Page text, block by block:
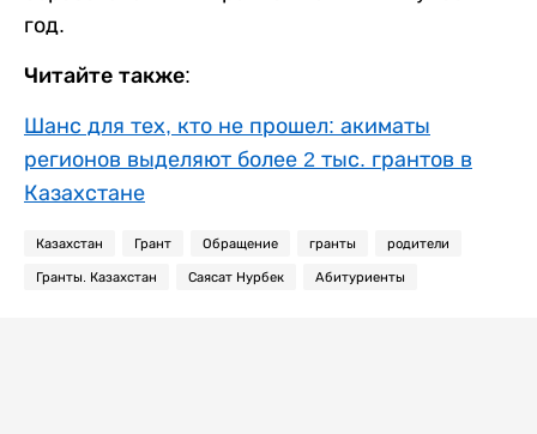
год.
Читайте также:
Шанс для тех, кто не прошел: акиматы
регионов выделяют более 2 тыс. грантов в
Казахстане
Казахстан Грант Обращение гранты родители
Гранты. Казахстан Саясат Нурбек Абитуриенты